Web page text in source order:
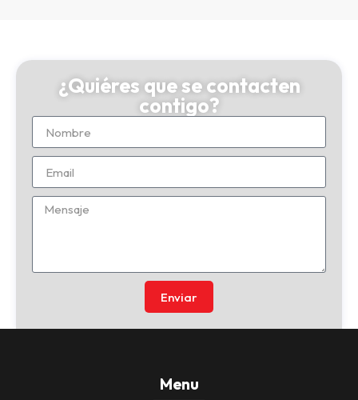
¿Quiéres que se contacten
contigo?
Enviar
Menu